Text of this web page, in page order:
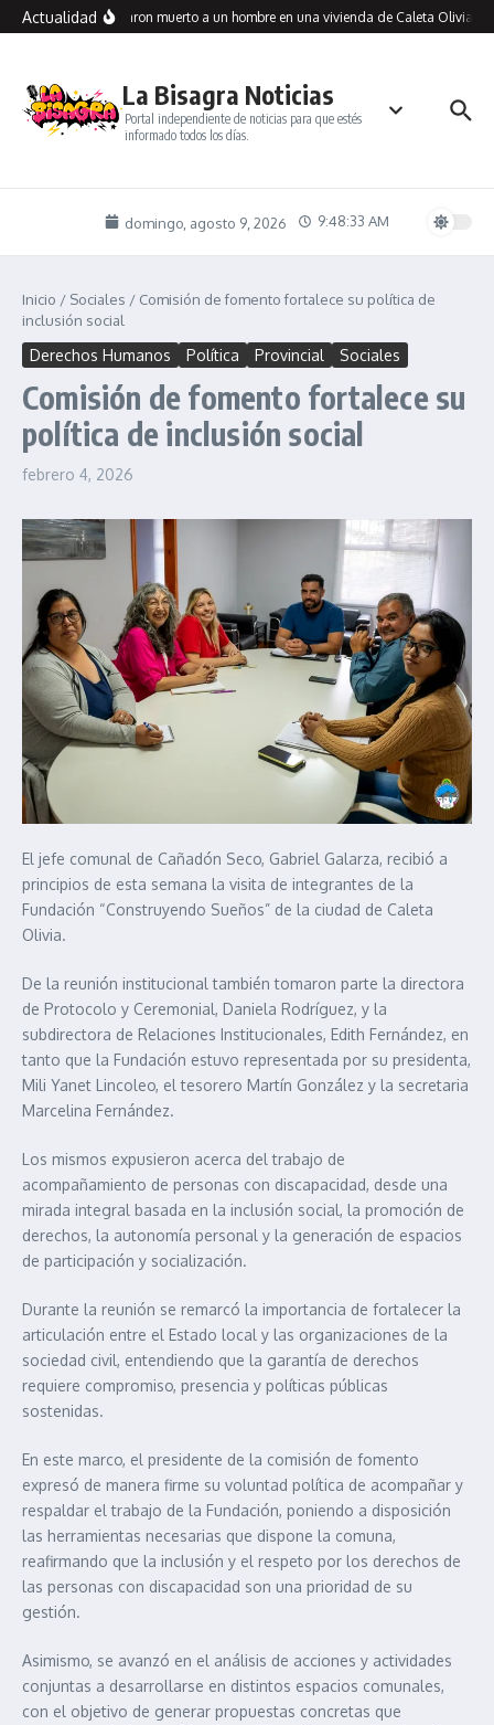
Saltar al contenido
ActualidadEncontraron muerto a un hombre en una vivienda de Caleta Olivia:
La Bisagra Noticias
Portal independiente de noticias para que estés
informado todos los días.
domingo, agosto 9, 2026 9:48:33 AM
Inicio / Sociales / Comisión de fomento fortalece su política de
inclusión social
Derechos Humanos Política Provincial Sociales
Comisión de fomento fortalece su
política de inclusión social
febrero 4, 2026
El jefe comunal de Cañadón Seco, Gabriel Galarza, recibió a
principios de esta semana la visita de integrantes de la
Fundación “Construyendo Sueños” de la ciudad de Caleta
Olivia.
De la reunión institucional también tomaron parte la directora
de Protocolo y Ceremonial, Daniela Rodríguez, y la
subdirectora de Relaciones Institucionales, Edith Fernández, en
tanto que la Fundación estuvo representada por su presidenta,
Mili Yanet Lincoleo, el tesorero Martín González y la secretaria
Marcelina Fernández.
Los mismos expusieron acerca del trabajo de
acompañamiento de personas con discapacidad, desde una
mirada integral basada en la inclusión social, la promoción de
derechos, la autonomía personal y la generación de espacios
de participación y socialización.
Durante la reunión se remarcó la importancia de fortalecer la
articulación entre el Estado local y las organizaciones de la
sociedad civil, entendiendo que la garantía de derechos
requiere compromiso, presencia y políticas públicas
sostenidas.
En este marco, el presidente de la comisión de fomento
expresó de manera firme su voluntad política de acompañar y
respaldar el trabajo de la Fundación, poniendo a disposición
las herramientas necesarias que dispone la comuna,
reafirmando que la inclusión y el respeto por los derechos de
las personas con discapacidad son una prioridad de su
gestión.
Asimismo, se avanzó en el análisis de acciones y actividades
conjuntas a desarrollarse en distintos espacios comunales,
con el objetivo de generar propuestas concretas que